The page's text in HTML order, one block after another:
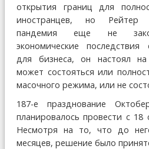
открытия границ для
иностранцев, но Рейтер
пандемия еще не
экономические
для бизнеса, он настоял
может состояться или
масочного режима, или не
187-е празднование
планировалось провести с 18
Несмотря на то, что до
месяцев, решение было